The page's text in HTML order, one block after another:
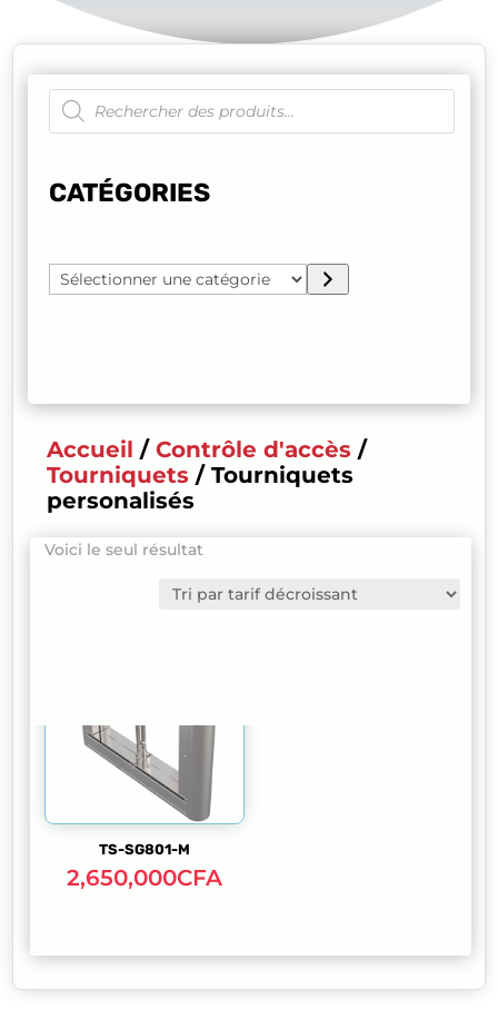
Recherche
de
produits
CATÉGORIES
Sélectionner
une
Accueil /Contrôle d'accès /
Tourniquets / Tourniquets
personalisés
Voici le seul résultat
TS-SG801-M
2,650,000CFA